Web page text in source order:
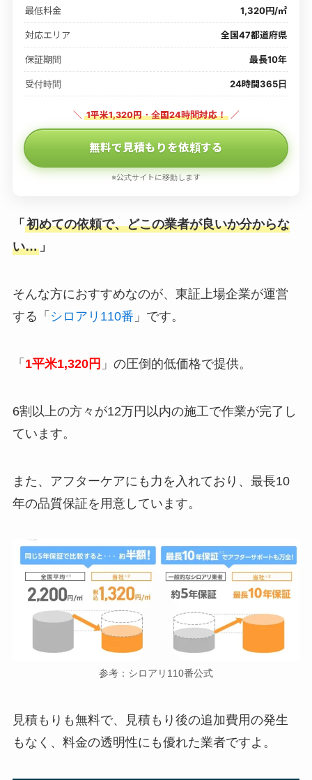
最低料金 1,320円/㎡
対応エリア 全国47都道府県
保証期間 最長10年
受付時間 24時間365日
＼ 1平米1,320円・全国24時間対応！ ／
無料で見積もりを依頼する
※公式サイトに移動します
「 初めての依頼で、どこの業者が良いか分からな
い…」
そんな方におすすめなのが、東証上場企業が運営
する「 シロアリ110番 」です。
「 1平米1,320円 」の圧倒的低価格で提供。
6割以上の方々が12万円以内の施工で作業が完了し
ています。
また、アフターケアにも力を入れており、最長10
年の品質保証を用意しています。
参考：シロアリ110番公式
見積もりも無料で、見積もり後の追加費用の発生
もなく、料金の透明性にも優れた業者ですよ。